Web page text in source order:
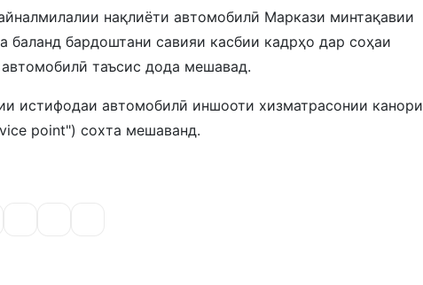
нақлиёти автомобилӣ Маркази минтақавии
баланд бардоштани савияи касбии кадрҳо дар соҳаи
таъсис дода мешавад.
истифодаи автомобилӣ иншооти хизматрасонии канори
point") сохта мешаванд.